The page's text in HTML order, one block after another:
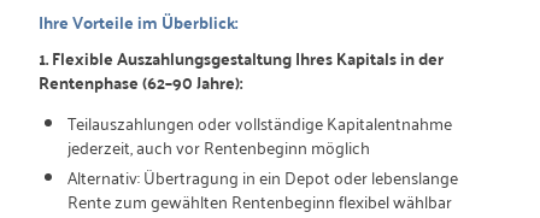
Ihre Vorteile im Überblick:
1.Flexible Auszahlungsgestaltung Ihres Kapitals in der
Rentenphase (62–90 Jahre):
Teilauszahlungen oder vollständige Kapitalentnahme
jederzeit, auch vor Rentenbeginn möglich
Alternativ: Übertragung in ein Depot oder lebenslange
Rente zum gewählten Rentenbeginn flexibel wählbar